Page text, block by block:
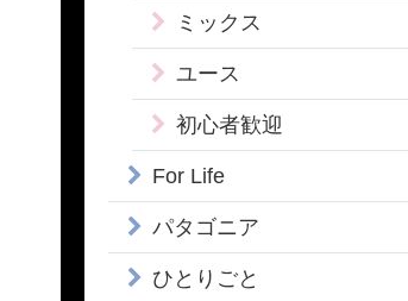
ミックス
ユース
初心者歓迎
For Life
パタゴニア
ひとりごと